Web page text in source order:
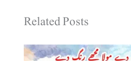
Related Posts